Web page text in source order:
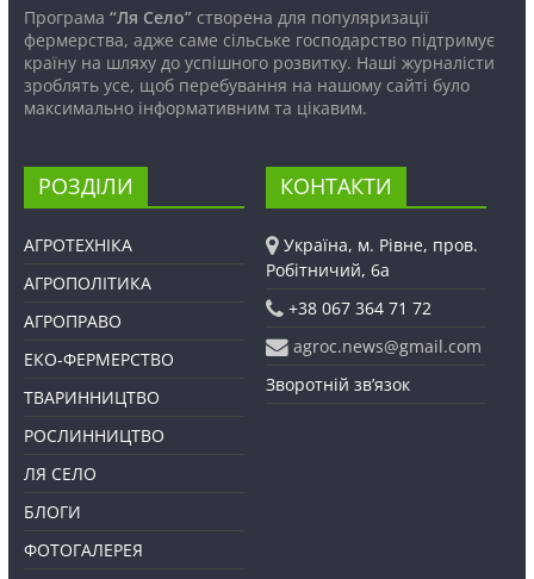
Програма “Ля Село”створена для популяризації
фермерства, адже саме сільське господарство підтримує
країну на шляху до успішного розвитку. Наші журналісти
зроблять усе, щоб перебування на нашому сайті було
максимально інформативним та цікавим.
РОЗДІЛИ
АГРОТЕХНІКА
АГРОПОЛІТИКА
АГРОПРАВО
ЕКО-ФЕРМЕРСТВО
ТВАРИННИЦТВО
РОСЛИННИЦТВО
ЛЯ СЕЛО
БЛОГИ
ФОТОГАЛЕРЕЯ
КОНТАКТИ
Україна, м. Рівне, пров.
Робітничий, 6а
+38 067 364 71 72
agroc.news@gmail.com
Зворотній зв’язок